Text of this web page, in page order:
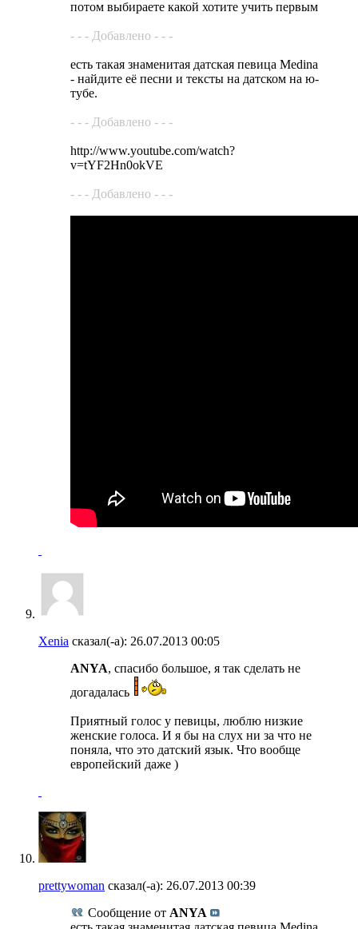
потом выбираете какой хотите учить первым
- - - Добавлено - - -
есть такая знаменитая датская певица Medina
- найдите её песни и тексты на датском на ю-
тубе.
- - - Добавлено - - -
http://www.youtube.com/watch?
v=tYF2Hn0okVE
- - - Добавлено - - -
Xenia сказал(-а): 26.07.2013 00:05
ANYA, спасибо большое, я так сделать не
догадалась
Приятный голос у певицы, люблю низкие
женские голоса. И я бы на слух ни за что не
поняла, что это датский язык. Что вообще
европейский даже )
prettywoman сказал(-а): 26.07.2013 00:39
Сообщение от ANYA